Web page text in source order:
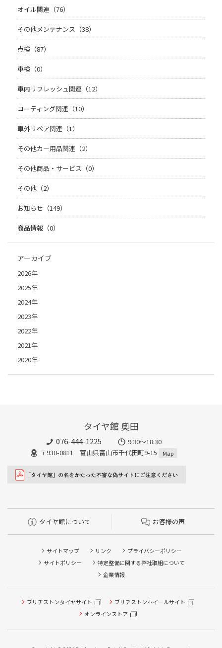
オイル関連（76）
その他メンテナンス（38）
点検（87）
車検（0）
車内リフレッシュ関連（12）
コーティング関連（10）
車外リペア関連（1）
その他カー用品関連（2）
その他商品・サービス（0）
その他（2）
お知らせ（149）
商品情報（0）
アーカイブ
2026年
2025年
2024年
2023年
2022年
2021年
2020年
タイヤ館 奥田
076-444-1225
9:30～18:30
〒930-0811 富山県富山市千代田町9-15
Map
タイヤ館について お客様の声
サイトマップ リンク
プライバシーポリシー
サイトポリシー
特定整備に関する弊社取組について
企業情報
ブリヂストンタイヤサイト
ブリヂストンホイールサイト
オンラインストア
ピット作業の予約